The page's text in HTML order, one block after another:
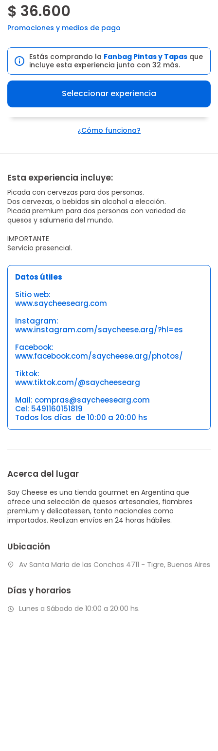
$ 36.600
Promociones y medios de pago
Estás comprando la Fanbag Pintas y Tapas que
incluye esta experiencia junto con 32 más.
Seleccionar experiencia
¿Cómo funciona?
Esta experiencia incluye:
Picada con cervezas para dos personas.
Dos cervezas, o bebidas sin alcohol a elección.
Picada premium para dos personas con variedad de
quesos y salumeria del mundo.
IMPORTANTE
Servicio presencial.
Datos útiles
Sitio web:
www.saycheesearg.com
Instagram:
www.instagram.com/saycheese.arg/?hl=es
Facebook:
www.facebook.com/saycheese.arg/photos/
Tiktok:
www.tiktok.com/@saycheesearg
Mail: compras@saycheesearg.com
Cel: 5491160151819
Todos los días de 10:00 a 20:00 hs
Acerca del lugar
Say Cheese es una tienda gourmet en Argentina que
ofrece una selección de quesos artesanales, fiambres
premium y delicatessen, tanto nacionales como
importados. Realizan envíos en 24 horas hábiles.
Ubicación
Av Santa Maria de las Conchas 4711 - Tigre, Buenos Aires
Días y horarios
Lunes a Sábado de 10:00 a 20:00 hs.